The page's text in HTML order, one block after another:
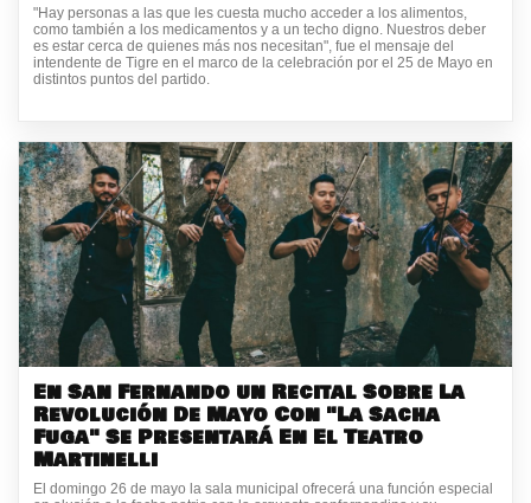
"Hay personas a las que les cuesta mucho acceder a los alimentos,
como también a los medicamentos y a un techo digno. Nuestros deber
es estar cerca de quienes más nos necesitan", fue el mensaje del
intendente de Tigre en el marco de la celebración por el 25 de Mayo en
distintos puntos del partido.
En San Fernando un Recital Sobre La
Revolución De Mayo Con "La Sacha
Fuga" Se Presentará En El Teatro
Martinelli
El domingo 26 de mayo la sala municipal ofrecerá una función especial